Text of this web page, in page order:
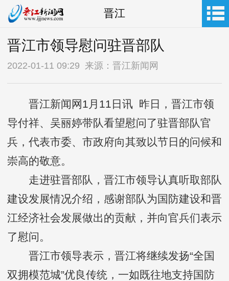
晋江
晋江市领导慰问驻晋部队
2022-01-11 09:29 来源：晋江新闻网
晋江新闻网1月11日讯 昨日，晋江市领
导付祥、吴丽婷带队看望慰问了驻晋部队官
兵，代表市委、市政府向其致以节日的问候和
崇高的敬意。
走进驻晋部队，晋江市领导认真听取部队
建设发展情况介绍，感谢部队为国防建设和晋
江经济社会发展做出的贡献，并向官兵们表示
了慰问。
晋江市领导表示，晋江将继续发扬“全国
双拥模范城”优良传统，一如既往地支持国防